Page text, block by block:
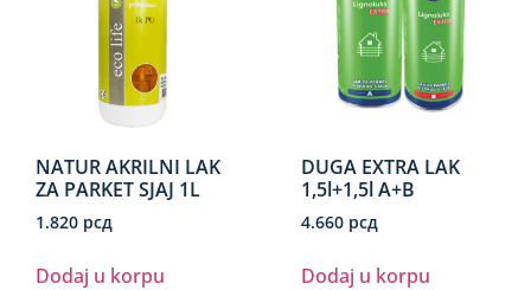
NATUR AKRILNI LAK
ZA PARKET SJAJ 1L
1.820 рсд
Dodaj u korpu
DUGA EXTRA LAK
1,5l+1,5l A+B
4.660 рсд
Dodaj u korpu